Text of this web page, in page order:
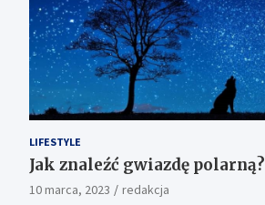
LIFESTYLE
Jak znaleźć gwiazdę polarną?
10 marca, 2023
redakcja